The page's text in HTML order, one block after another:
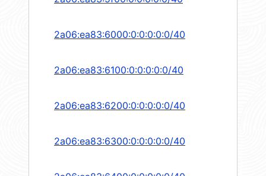
2a06:ea83:6000:0:0:0:0:0/40
2a06:ea83:6100:0:0:0:0:0/40
2a06:ea83:6200:0:0:0:0:0/40
2a06:ea83:6300:0:0:0:0:0/40